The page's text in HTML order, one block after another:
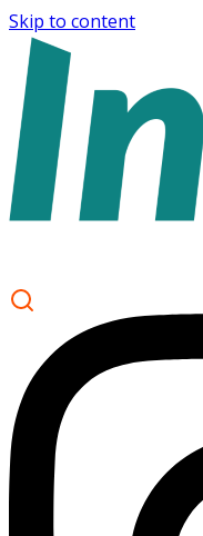
Skip to content